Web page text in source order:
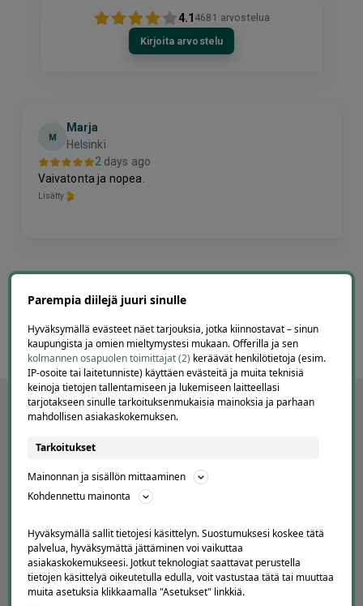
4.1 4681 arvostelua
Kirjoita arvostelu
M
Marja
Helsinki
2 days ago
Vaivatonta ja nopea.
Lisätty
3
3 / 60
APUA JA NEUVOJA
Peruuta tilaus
Asiakaspalvelu
Parempia diilejä juuri sinulle
Hyväksymällä evästeet näet tarjouksia, jotka kiinnostavat – sinun
kaupungista ja omien mieltymystesi mukaan. Offerilla ja sen
kolmannen osapuolen toimittajat (2) keräävät henkilötietoja (esim.
IP-osoite tai laitetunniste) käyttäen evästeitä ja muita teknisiä
keinoja tietojen tallentamiseen ja lukemiseen laitteellasi
tarjotakseen sinulle tarkoituksenmukaisia mainoksia ja parhaan
mahdollisen asiakaskokemuksen.
Tarkoitukset
Mainonnan ja sisällön mittaaminen
Kohdennettu mainonta
Hyväksymällä sallit tietojesi käsittelyn. Suostumuksesi koskee tätä
palvelua, hyväksymättä jättäminen voi vaikuttaa
asiakaskokemukseesi. Jotkut teknologiat saattavat perustella
tietojen käsittelyä oikeutetulla edulla, voit vastustaa tätä tai muuttaa
muita asetuksia klikkaamalla "Asetukset" linkkiä.